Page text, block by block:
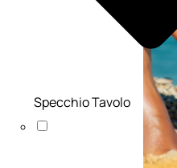
Specchio Tavolo